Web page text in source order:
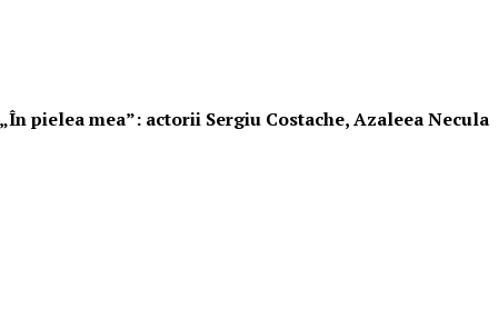
pielea mea”: actorii Sergiu Costache, Azaleea Necula